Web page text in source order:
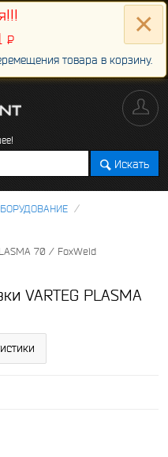
×
P
-
товара в корзину.
Искать
/
70 / FoxWeld
VARTEG PLASMA